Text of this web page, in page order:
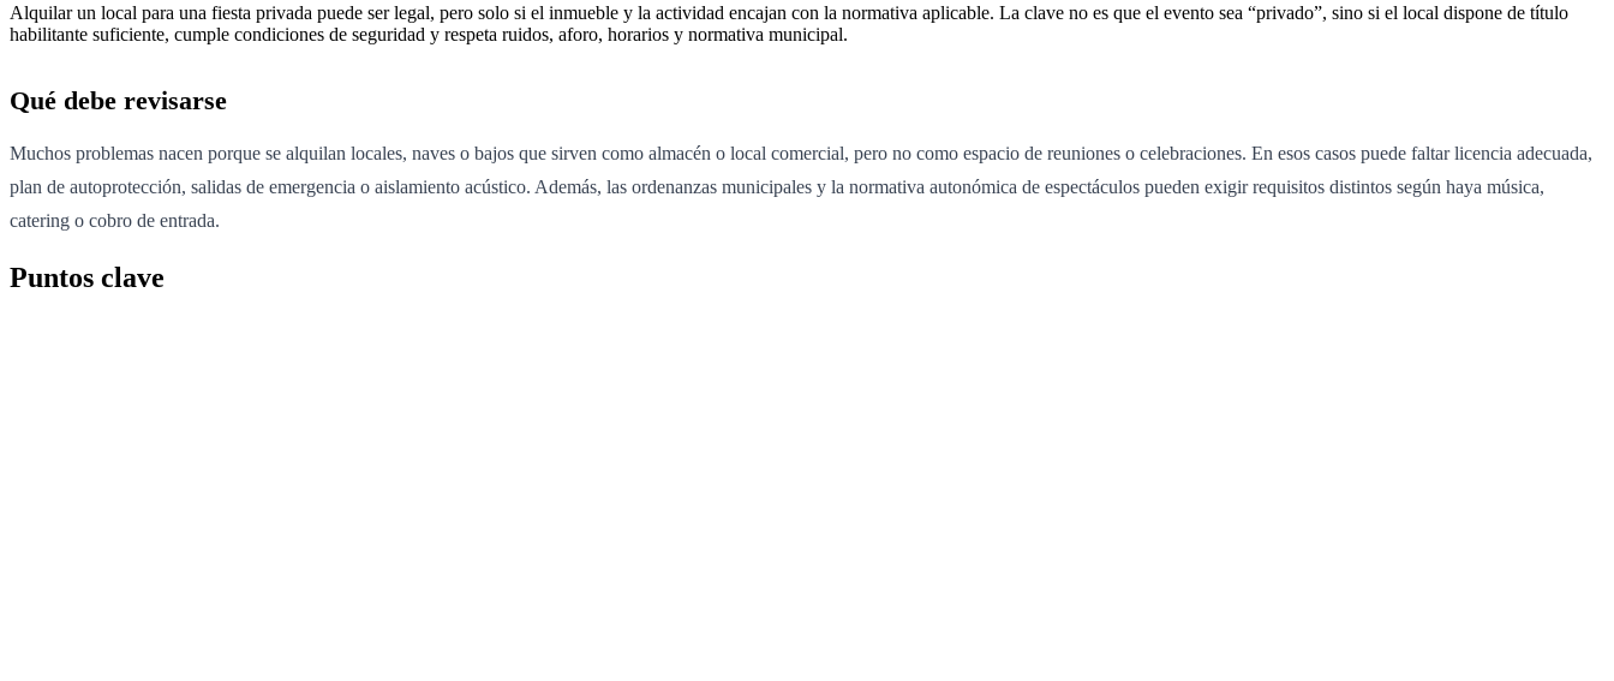
Alquilar un local para una fiesta privada puede ser legal, pero solo si el inmueble y la actividad encajan con la normativa aplicable. La clave no es que el evento sea “privado”, sino si el local dispone de título
habilitante suficiente, cumple condiciones de seguridad y respeta ruidos, aforo, horarios y normativa municipal.
Qué debe revisarse
Muchos problemas nacen porque se alquilan locales, naves o bajos que sirven como almacén o local comercial, pero no como espacio de reuniones o celebraciones. En esos casos puede faltar licencia adecuada,
plan de autoprotección, salidas de emergencia o aislamiento acústico. Además, las ordenanzas municipales y la normativa autonómica de espectáculos pueden exigir requisitos distintos según haya música,
catering o cobro de entrada.
Puntos clave